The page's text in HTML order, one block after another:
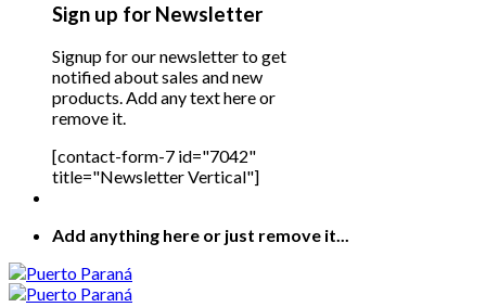
Sign up for Newsletter
Signup for our newsletter to get
notified about sales and new
products. Add any text here or
remove it.
[contact-form-7 id="7042"
title="Newsletter Vertical"]
Add anything here or just remove it...